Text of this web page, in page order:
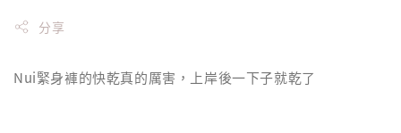
分享
Nui緊身褲的快乾真的厲害，上岸後一下子就乾了